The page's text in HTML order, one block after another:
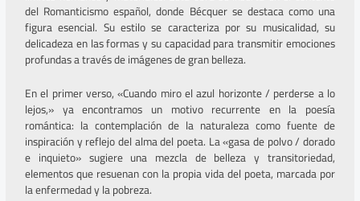
del Romanticismo español, donde Bécquer se destaca como una
figura esencial. Su estilo se caracteriza por su musicalidad, su
delicadeza en las formas y su capacidad para transmitir emociones
profundas a través de imágenes de gran belleza.
En el primer verso, «Cuando miro el azul horizonte / perderse a lo
lejos,» ya encontramos un motivo recurrente en la poesía
romántica: la contemplación de la naturaleza como fuente de
inspiración y reflejo del alma del poeta. La «gasa de polvo / dorado
e inquieto» sugiere una mezcla de belleza y transitoriedad,
elementos que resuenan con la propia vida del poeta, marcada por
la enfermedad y la pobreza.